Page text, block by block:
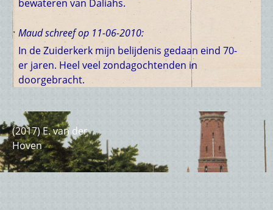
bewateren van Daliahs.
Maud schreef op 11-06-2010:
In de Zuiderkerk mijn belijdenis gedaan eind 70-
er jaren. Heel veel zondagochtenden in
doorgebracht.
(2017) E. van der
Hoven